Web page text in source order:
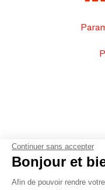
Continuer sans accepter
Bonjour et
Afin de pouvoir rendre